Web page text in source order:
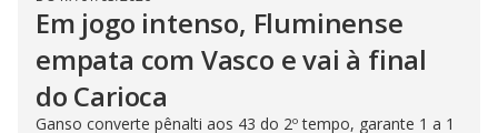
Em jogo intenso, Fluminense
empata com Vasco e vai à final
do Carioca
Ganso converte pênalti aos 43 do 2º tempo, garante 1 a 1